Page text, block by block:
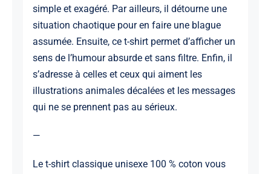
simple et exagéré. Par ailleurs, il détourne une
situation chaotique pour en faire une blague
assumée. Ensuite, ce t-shirt permet d’afficher un
sens de l’humour absurde et sans filtre. Enfin, il
s’adresse à celles et ceux qui aiment les
illustrations animales décalées et les messages
qui ne se prennent pas au sérieux.
—
Le t-shirt classique unisexe 100 % coton vous